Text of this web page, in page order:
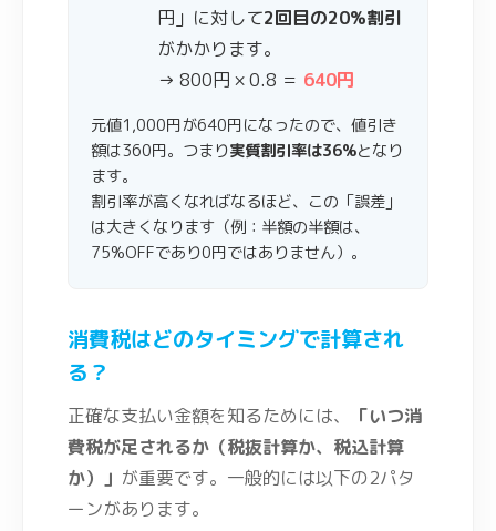
円」に対して2回目の20%割引
がかかります。
→ 800円 × 0.8 ＝ 640円
元値1,000円が640円になったので、値引き
額は360円。つまり実質割引率は36%となり
ます。
割引率が高くなればなるほど、この「誤差」
は大きくなります（例：半額の半額は、
75%OFFであり0円ではありません）。
消費税はどのタイミングで計算され
る？
正確な支払い金額を知るためには、
「いつ消
費税が足されるか（税抜計算か、税込計算
か）」 が重要です。一般的には以下の2パタ
ーンがあります。